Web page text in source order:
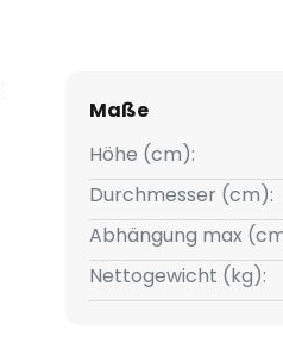
Maße
Höhe (cm):
Durchmesser (cm):
Abhängung max
Nettogewicht (kg):